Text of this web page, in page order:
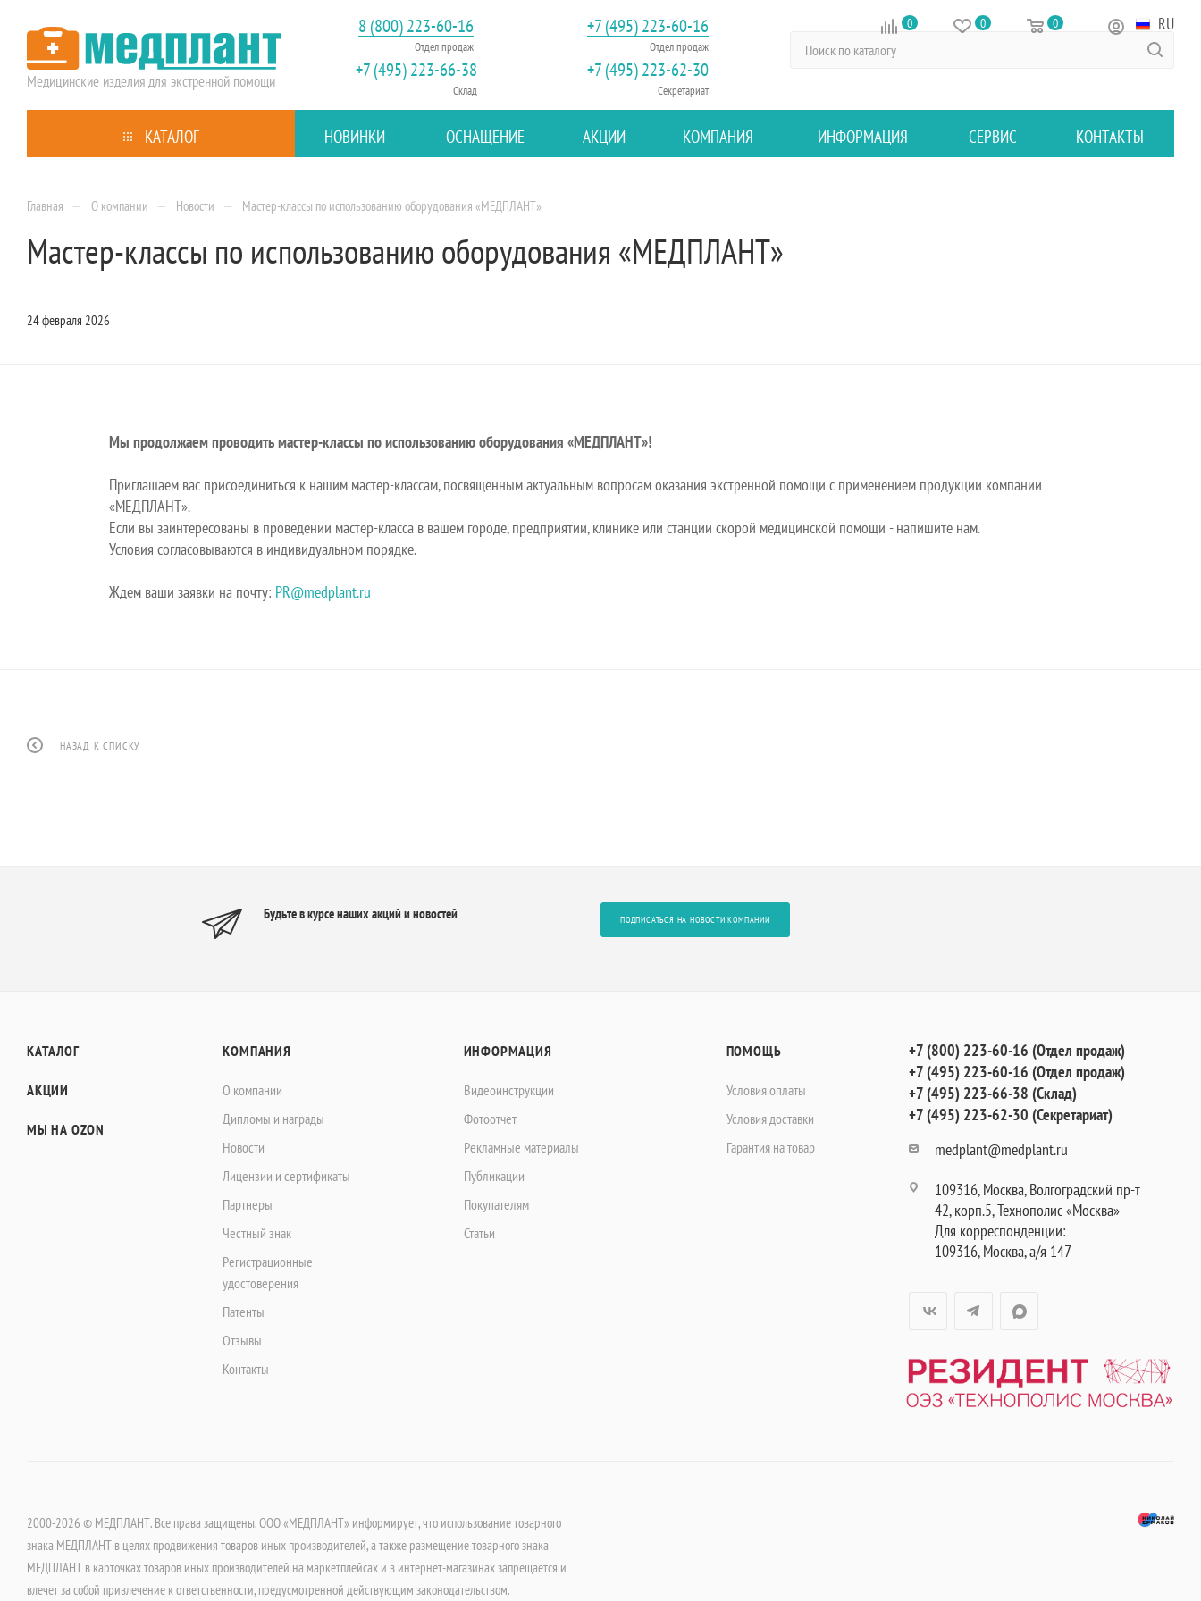
Медицинские изделиядля экстренной помощи
8 (800) 223-60-16
Отдел продаж
+7 (495) 223-60-16
Отдел продаж
+7 (495) 223-66-38
Склад
+7 (495) 223-62-30
Секретариат
0 0 0 RU
КАТАЛОГ НОВИНКИ ОСНАЩЕНИЕ АКЦИИ КОМПАНИЯ ИНФОРМАЦИЯ СЕРВИС КОНТАКТЫ
Главная — О компании — Новости — Мастер-классы по использованию оборудования «МЕДПЛАНТ»
Мастер-классы по использованию оборудования «МЕДПЛАНТ»
24 февраля 2026
Мы продолжаем проводить мастер-классы по использованию оборудования «МЕДПЛАНТ»!
Приглашаем вас присоединиться к нашим мастер-классам, посвященным актуальным вопросам оказания экстренной помощи с применением продукции компании
«МЕДПЛАНТ».
Если вы заинтересованы в проведении мастер-класса в вашем городе, предприятии, клинике или станции скорой медицинской помощи - напишите нам.
Условия согласовываются в индивидуальном порядке.
Ждем ваши заявки на почту: PR@medplant.ru
НАЗАД К СПИСКУ
Будьте в курсе наших акций и новостей ПОДПИСАТЬСЯ НА НОВОСТИ КОМПАНИИ
КАТАЛОГ
АКЦИИ
МЫ НА OZON
КОМПАНИЯ
О компании
Дипломы и награды
Новости
Лицензии и сертификаты
Партнеры
Честный знак
Регистрационные
удостоверения
Патенты
Отзывы
Контакты
ИНФОРМАЦИЯ
Видеоинструкции
Фотоотчет
Рекламные материалы
Публикации
Покупателям
Статьи
ПОМОЩЬ
Условия оплаты
Условия доставки
Гарантия на товар
+7 (800) 223-60-16 (Отдел продаж)
+7 (495) 223-60-16 (Отдел продаж)
+7 (495) 223-66-38 (Склад)
+7 (495) 223-62-30 (Секретариат)
medplant@medplant.ru
109316, Москва, Волгоградский пр-т
42, корп.5, Технополис «Москва»
Для корреспонденции:
109316, Москва, а/я 147
2000-2026 © МЕДПЛАНТ. Все права защищены. ООО «МЕДПЛАНТ» информирует, что использование товарного
знака МЕДПЛАНТ в целях продвижения товаров иных производителей, а также размещение товарного знака
МЕДПЛАНТ в карточках товаров иных производителей на маркетплейсах и в интернет-магазинах запрещается и
влечет за собой привлечение к ответственности, предусмотренной действующим законодательством.